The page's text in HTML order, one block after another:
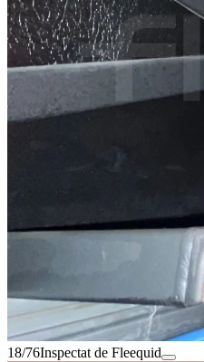
18/76Inspectat de Fleequid